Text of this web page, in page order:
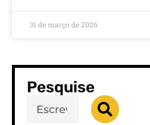
31 de março de 2026
Pesquise